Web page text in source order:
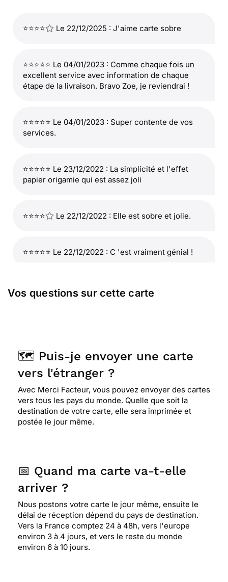
⭐⭐⭐⭐ Le 22/12/2025 : J'aime carte sobre
⭐⭐⭐⭐⭐ Le 04/01/2023 : Comme chaque fois un
excellent service avec information de chaque
étape de la livraison. Bravo Zoe, je reviendrai !
⭐⭐⭐⭐⭐ Le 04/01/2023 : Super contente de vos
services.
⭐⭐⭐⭐⭐ Le 23/12/2022 : La simplicité et l'effet
papier origamie qui est assez joli
⭐⭐⭐⭐ Le 22/12/2022 : Elle est sobre et jolie.
⭐⭐⭐⭐⭐ Le 22/12/2022 : C 'est vraiment génial !
Le 20/12/2022 : Rajouter un texte en bas
de l'image : joyeux noël et bonne année nouvelle !
Vos questions sur cette carte
🗺️ Puis-je envoyer une carte
vers l'étranger ?
Avec Merci Facteur, vous pouvez envoyer des cartes
vers tous les pays du monde. Quelle que soit la
destination de votre carte, elle sera imprimée et
postée le jour même.
📅 Quand ma carte va-t-elle
arriver ?
Nous postons votre carte le jour même, ensuite le
délai de réception dépend du pays de destination.
Vers la France comptez 24 à 48h, vers l'europe
environ 3 à 4 jours, et vers le reste du monde
environ 6 à 10 jours.